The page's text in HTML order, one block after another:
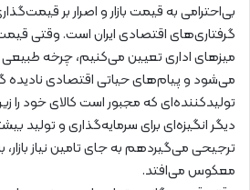
بی‌احترامی به قیمت بازار و اصرار بر
گرفتاری‌های اقتصادی ایران است. وقتی
میزهای اداری تعیین می‌کنیم، چرخه‌
می‌شود و پیام‌های حیاتی اقتصادی نادیده
تولیدکننده‌ای که مجبور است کالای خود را
دیگر انگیزه‌ای برای سرمایه‌گذاری و تولید
ترجیحی می‌گیردهم به جای تامین نیاز
معکوس می‌افتد.